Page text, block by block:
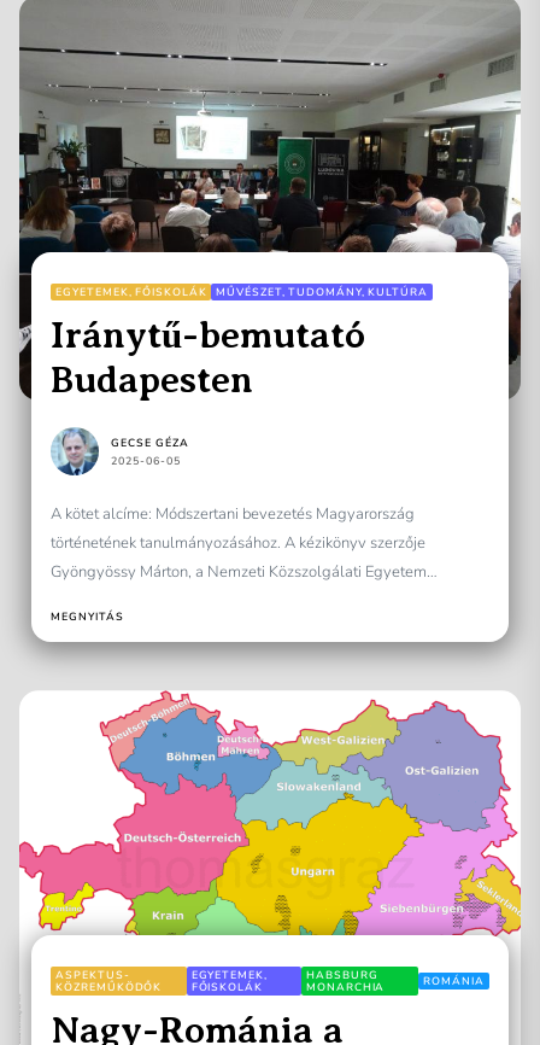
EGYETEMEK, FŐISKOLÁK MŰVÉSZET, TUDOMÁNY, KULTÚRA
Iránytű-bemutató
Budapesten
GECSE GÉZA
2025-06-05
A kötet alcíme: Módszertani bevezetés Magyarország
történetének tanulmányozásához. A kézikönyv szerzője
Gyöngyössy Márton, a Nemzeti Közszolgálati Egyetem
MEGNYITÁS
ASPEKTUS-
KÖZREMŰKÖDŐK
EGYETEMEK,
FŐISKOLÁK
HABSBURG
MONARCHIA
ROMÁNIA
Nagy-Románia a